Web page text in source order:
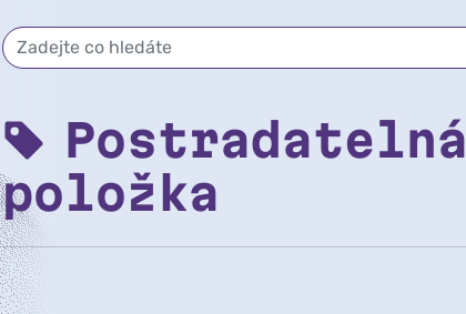
Postradatelná
položka